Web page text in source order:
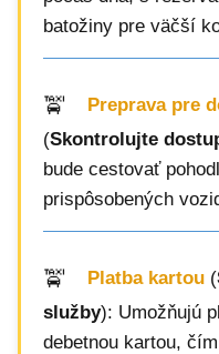
batožiny pre väčší
Preprava pre
(Skontrolujte
bude cestovať
prispôsobených
Platba kartou (
služby): Umožňujú
debetnou kartou,